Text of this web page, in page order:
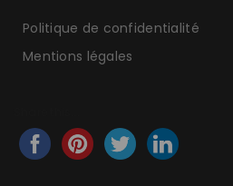
Politique de confidentialité
Mentions légales